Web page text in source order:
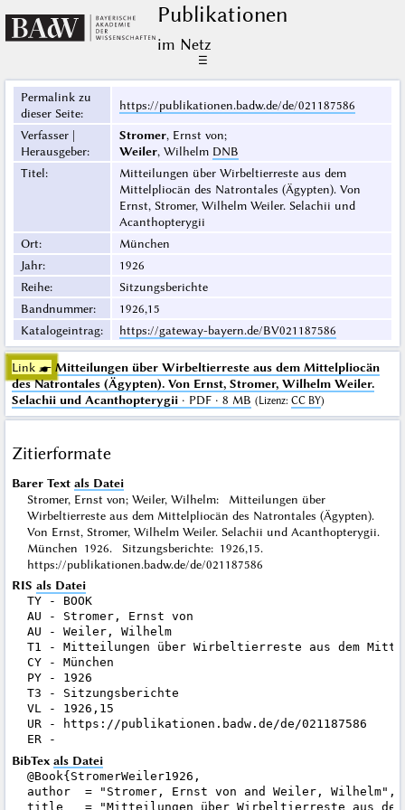
Publikationen
im Netz
☰
Permalink zu
dieser Seite:
https://publikationen.badw.de/de/021187586
Verfasser |
Herausgeber:
Stromer, Ernst von;
Weiler, Wilhelm DNB
Titel:
Mitteilungen über Wirbeltierreste aus dem
Mittelpliocän des Natrontales (Ägypten). Von
Ernst, Stromer, Wilhelm Weiler. Selachii und
Acanthopterygii
Ort:
München
Jahr:
1926
Reihe:
Sitzungsberichte
Bandnummer:
1926,15
Katalogeintrag: https://gateway-bayern.de/BV021187586
Link ☛ Mitteilungen über Wirbeltierreste aus dem Mittelpliocän
des Natrontales (Ägypten). Von Ernst, Stromer, Wilhelm Weiler.
Selachii und Acanthopterygii· PDF · 8 MB (Lizenz: CC BY)
Zitierformate
Barer Text als Datei
Stromer, Ernst von; Weiler, Wilhelm: Mitteilungen über
Wirbeltierreste aus dem Mittelpliocän des Natrontales (Ägypten).
Von Ernst, Stromer, Wilhelm Weiler. Selachii und Acanthopterygii.
München 1926. Sitzungsberichte: 1926,15.
https://publikationen.badw.de/de/021187586
RIS als Datei
TY - BOOK
AU - Stromer, Ernst von
AU - Weiler, Wilhelm
T1 - Mitteilungen über Wirbeltierreste aus dem
CY - München
PY - 1926
T3 - Sitzungsberichte
VL - 1926,15
UR - https://publikationen.badw.de/de/021187586
BibTex als Datei
@Book{StromerWeiler1926,
author  = "Stromer, Ernst von and Weiler, Wilhelm",
title   = "Mitteilungen über Wirbeltierreste aus dem